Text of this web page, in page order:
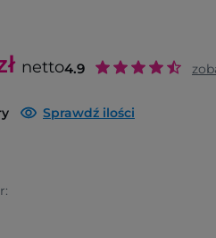
netto4.9
Sprawdź ilości